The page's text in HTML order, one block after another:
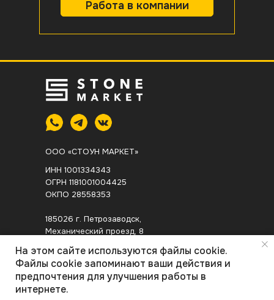
Работа в компании
ООО «СТОУН МАРКЕТ»
ИНН 1001334343
ОГРН 1181001004425
ОКПО 28558353
185026 г. Петрозаводск,
Механический проезд, 8
+7-981-410-26-36
П олитика конфиденциальности
На этом сайте используются файлы cookie.
Файлы cookie запоминают ваши действия и
предпочтения для улучшения работы в
интернете.